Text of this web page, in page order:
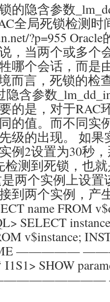
的隐含参数
全局死锁检测时
?p=955
，当两个或多个
哪个会话，而是
而言，死锁的检
隐含参数
的是，对于RAC
的值。而不同实
级的出现。 如果
例2设置为30秒
检测到死锁，也
两个实例上设
到两个实例，产
name FROM
SELECT
v$instance;
—————
I1S1> SHOW